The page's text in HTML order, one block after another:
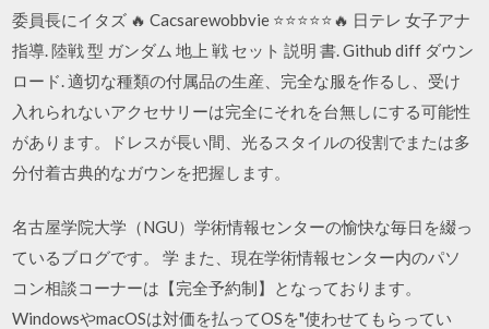
委員長にイタズ 🔥 Cacsarewobbvie ⭐⭐⭐⭐⭐🔥 日テレ 女子アナ
指導. 陸戦 型 ガンダム 地上 戦 セット 説明 書. Github diff ダウン
ロード. 適切な種類の付属品の生産、完全な服を作るし、受け
入れられないアクセサリーは完全にそれを台無しにする可能性
があります。ドレスが長い間、光るスタイルの役割でまたは多
分付着古典的なガウンを把握します。
名古屋学院大学（NGU）学術情報センターの愉快な毎日を綴っ
ているブログです。 学 また、現在学術情報センター内のパソ
コン相談コーナーは【完全予約制】となっております。
WindowsやmacOSは対価を払ってOSを"使わせてもらってい